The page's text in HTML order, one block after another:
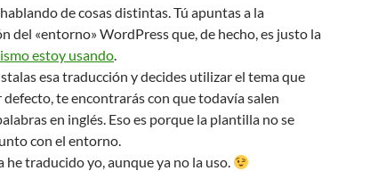
de cosas distintas. Tú apuntas a la
del «entorno» WordPress que, de hecho, es justo la
estoy usando.
esa traducción y decides utilizar el tema que
defecto, te encontrarás con que todavía salen
en inglés. Eso es porque la plantilla no se
con el entorno.
he traducido yo, aunque ya no la uso.